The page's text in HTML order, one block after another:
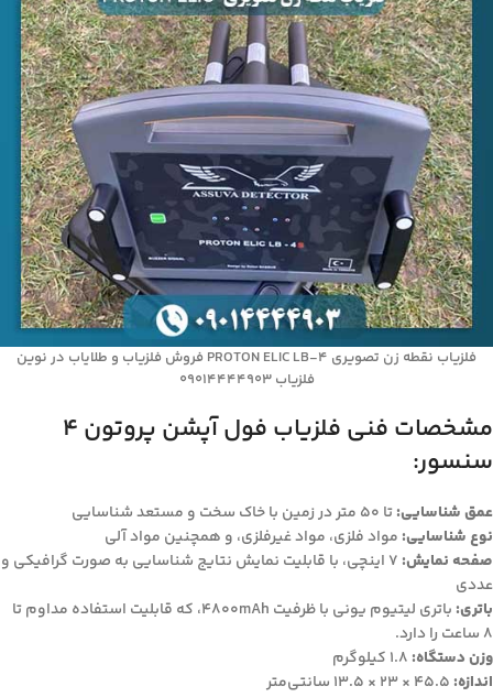
فلزیاب نقطه زن تصویری PROTON ELIC LB-4 فروش فلزیاب و طلایاب در نوین
فلزیاب 09014444903
مشخصات فنی فلزیاب فول آپشن پروتون 4
سنسور:
عمق شناسایی:تا 50 متر در زمین با خاک سخت و مستعد شناسایی
نوع شناسایی: مواد فلزی، مواد غیرفلزی، و همچنین مواد آلی
صفحه نمایش:
7 اینچی، با قابلیت نمایش نتایج شناسایی به صورت گرافیکی و
عددی
باتری:
باتری لیتیوم یونی با ظرفیت 4800mAh، که قابلیت استفاده مداوم تا
8 ساعت را دارد.
وزن دستگاه:
اندازه: